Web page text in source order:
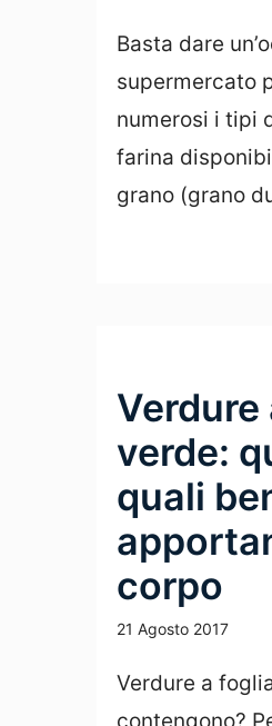
Basta dare
supermercato
numerosi i tipi
farina
grano (grano
Verdure
verde:
quali
corpo
21 Agosto 2017
Verdure a